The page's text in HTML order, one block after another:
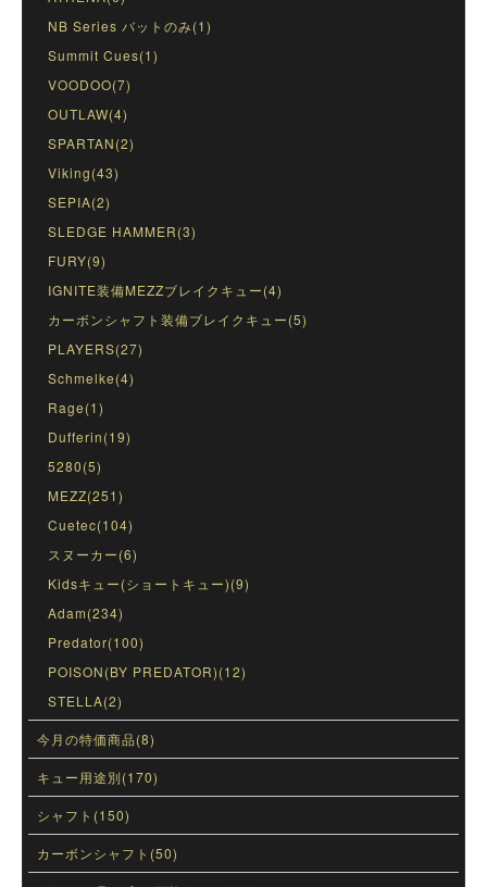
NB Series バットのみ(1)
Summit Cues(1)
VOODOO(7)
OUTLAW(4)
SPARTAN(2)
Viking(43)
SEPIA(2)
SLEDGE HAMMER(3)
FURY(9)
IGNITE装備MEZZブレイクキュー(4)
カーボンシャフト装備ブレイクキュー(5)
PLAYERS(27)
Schmelke(4)
Rage(1)
Dufferin(19)
5280(5)
MEZZ(251)
Cuetec(104)
スヌーカー(6)
Kidsキュー(ショートキュー)(9)
Adam(234)
Predator(100)
POISON(BY PREDATOR)(12)
STELLA(2)
今月の特価商品(8)
キュー用途別(170)
シャフト(150)
カーボンシャフト(50)